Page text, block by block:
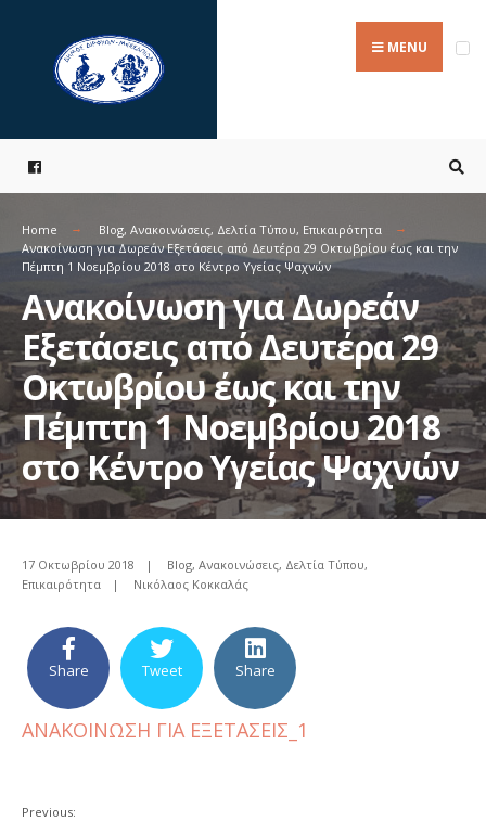
content
MENU
Home Blog, Ανακοινώσεις, Δελτία Τύπου, Επικαιρότητα
Ανακοίνωση για Δωρεάν Εξετάσεις από Δευτέρα 29 Οκτωβρίου έως και την
Πέμπτη 1 Νοεμβρίου 2018 στο Κέντρο Υγείας Ψαχνών
Ανακοίνωση για Δωρεάν
Εξετάσεις από Δευτέρα 29
Οκτωβρίου έως και την
Πέμπτη 1 Νοεμβρίου 2018
στο Κέντρο Υγείας Ψαχνών
17 Οκτωβρίου 2018 | Blog, Ανακοινώσεις, Δελτία Τύπου,
Επικαιρότητα
| Νικόλαος Κοκκαλάς
Share Tweet Share
ΑΝΑΚΟΙΝΩΣΗ ΓΙΑ ΕΞΕΤΑΣΕΙΣ_1
Previous:
for: